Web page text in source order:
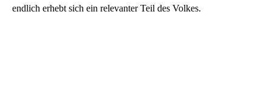
endlich erhebt sich ein relevanter Teil des Volkes.